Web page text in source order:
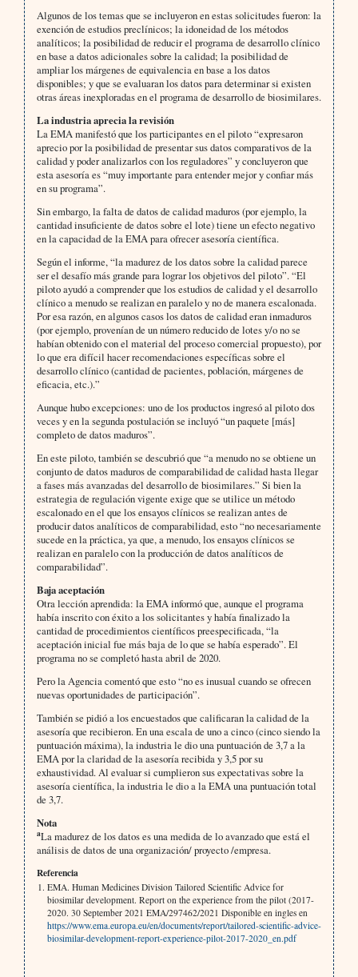
Algunos de los temas que se incluyeron en estas solicitudes fueron: la
exención de estudios preclínicos; la idoneidad de los métodos
analíticos; la posibilidad de reducir el programa de desarrollo clínico
en base a datos adicionales sobre la calidad; la posibilidad de
ampliar los márgenes de equivalencia en base a los datos
disponibles; y que se evaluaran los datos para determinar si existen
otras áreas inexploradas en el programa de desarrollo de biosimilares.
La industria aprecia la revisión
La EMA manifestó que los participantes en el piloto “expresaron
aprecio por la posibilidad de presentar sus datos comparativos de la
calidad y poder analizarlos con los reguladores” y concluyeron que
esta asesoría es “muy importante para entender mejor y confiar más
en su programa”.
Sin embargo, la falta de datos de calidad maduros (por ejemplo, la
cantidad insuficiente de datos sobre el lote) tiene un efecto negativo
en la capacidad de la EMA para ofrecer asesoría científica.
Según el informe, “la madurez de los datos sobre la calidad parece
ser el desafío más grande para lograr los objetivos del piloto”. “El
piloto ayudó a comprender que los estudios de calidad y el desarrollo
clínico a menudo se realizan en paralelo y no de manera escalonada.
Por esa razón, en algunos casos los datos de calidad eran inmaduros
(por ejemplo, provenían de un número reducido de lotes y/o no se
habían obtenido con el material del proceso comercial propuesto), por
lo que era difícil hacer recomendaciones específicas sobre el
desarrollo clínico (cantidad de pacientes, población, márgenes de
eficacia, etc.).”
Aunque hubo excepciones: uno de los productos ingresó al piloto dos
veces y en la segunda postulación se incluyó “un paquete [más]
completo de datos maduros”.
En este piloto, también se descubrió que “a menudo no se obtiene un
conjunto de datos maduros de comparabilidad de calidad hasta llegar
a fases más avanzadas del desarrollo de biosimilares.” Si bien la
estrategia de regulación vigente exige que se utilice un método
escalonado en el que los ensayos clínicos se realizan antes de
producir datos analíticos de comparabilidad, esto “no necesariamente
sucede en la práctica, ya que, a menudo, los ensayos clínicos se
realizan en paralelo con la producción de datos analíticos de
comparabilidad”.
Baja aceptación
Otra lección aprendida: la EMA informó que, aunque el programa
había inscrito con éxito a los solicitantes y había finalizado la
cantidad de procedimientos científicos preespecificada, “la
aceptación inicial fue más baja de lo que se había esperado”. El
programa no se completó hasta abril de 2020.
Pero la Agencia comentó que esto “no es inusual cuando se ofrecen
nuevas oportunidades de participación”.
También se pidió a los encuestados que calificaran la calidad de la
asesoría que recibieron. En una escala de uno a cinco (cinco siendo la
puntuación máxima), la industria le dio una puntuación de 3,7 a la
EMA por la claridad de la asesoría recibida y 3,5 por su
exhaustividad. Al evaluar si cumplieron sus expectativas sobre la
asesoría científica, la industria le dio a la EMA una puntuación total
de 3,7.
Nota
aLa madurez de los datos es una medida de lo avanzado que está el
análisis de datos de una organización/ proyecto /empresa.
Referencia
EMA. Human Medicines Division Tailored Scientific Advice for
biosimilar development. Report on the experience from the pilot (2017-
2020. 30 September 2021 EMA/297462/2021 Disponible en ingles en
https://www.ema.europa.eu/en/documents/report/tailored-scientific-advice-
biosimilar-development-report-experience-pilot-2017-2020_en.pdf